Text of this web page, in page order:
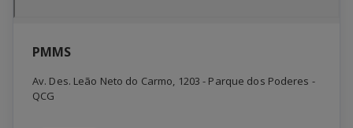
PMMS
Av. Des. Leão Neto do Carmo, 1203 - Parque dos Poderes -
QCG